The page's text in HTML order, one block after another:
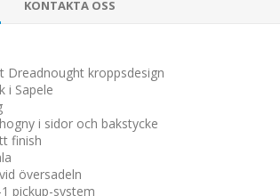
KONTAKTA OSS
Dreadnought kroppsdesign
i Sapele
i sidor och bakstycke
finish
översadeln
pickup-system